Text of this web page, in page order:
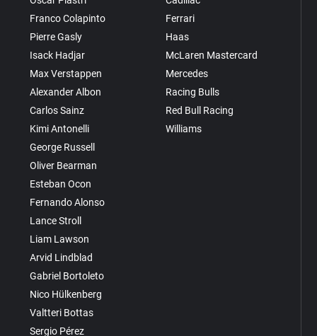
Franco Colapinto
Pierre Gasly
Isack Hadjar
Max Verstappen
Alexander Albon
Carlos Sainz
Kimi Antonelli
George Russell
Oliver Bearman
Esteban Ocon
Fernando Alonso
Lance Stroll
Liam Lawson
Arvid Lindblad
Gabriel Bortoleto
Nico Hülkenberg
Valtteri Bottas
Sergio Pérez
Ferrari
Haas
McLaren Mastercard
Mercedes
Racing Bulls
Red Bull Racing
Williams